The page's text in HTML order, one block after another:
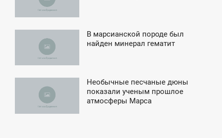
В марсианской породе был
найден минерал гематит
Необычные песчаные дюны
показали ученым прошлое
атмосферы Марса